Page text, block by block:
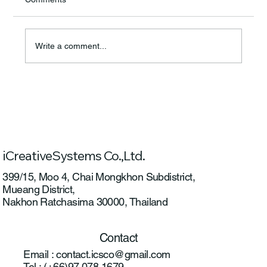
Write a comment...
iCreativeSystems Co.,Ltd.
399/15, Moo 4, Chai Mongkhon Subdistrict,
Mueang District,
Nakhon Ratchasima 30000, Thailand
Contact
Email :contact.icsco@gmail.com